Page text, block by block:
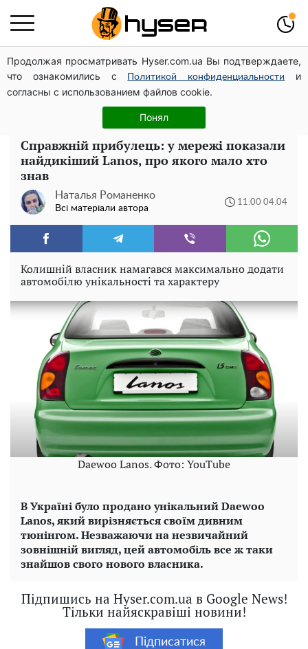
Продолжая просматривать Hyser.com.ua Вы подтверждаете,
что ознакомились с
Политикой конфиденциальности
и
согласны с использованием файлов cookie.
Понял
Гола Олена Тополя у цікавих позах змусила відвисати
щелепи: злив відео – було лише початком
Як учасник бойових дій може оформити пільгу на
оплату комунальних послуг: інструкція
Справжній прибулець: у мережі показали
найдикіший Lanos, про якого мало хто
знав
Наталья Романенко
Всі матеріали автора
11:00 04.04
Колишній власник намагався максимально додати
автомобілю унікальності та характеру
Daewoo Lanos. Фото: YouTube
В Україні було продано унікальний Daewoo
Lanos, який вирізняється своїм дивним
тюнінгом. Незважаючи на незвичайний
зовнішній вигляд, цей автомобіль все ж таки
знайшов свого нового власника.
Підпишись на Hyser.com.ua в Google News!
Тільки найяскравіші новини!
Підписатися